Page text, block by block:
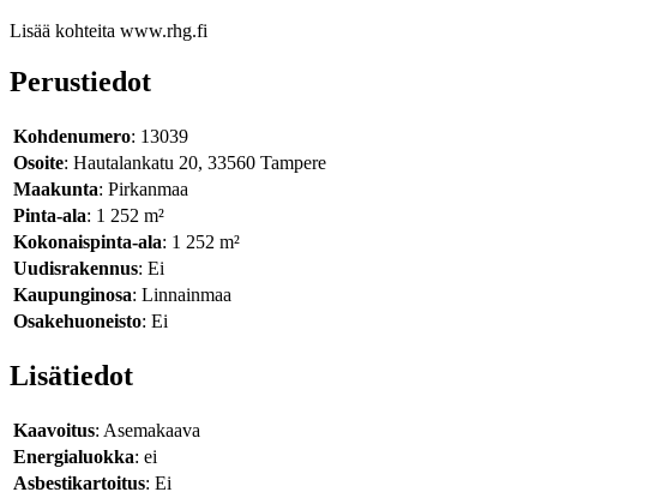
Lisää kohteita www.rhg.fi
Perustiedot
Kohdenumero: 13039
Osoite: Hautalankatu 20, 33560 Tampere
Maakunta: Pirkanmaa
Pinta-ala: 1 252 m²
Kokonaispinta-ala: 1 252 m²
Uudisrakennus: Ei
Kaupunginosa: Linnainmaa
Osakehuoneisto: Ei
Lisätiedot
Kaavoitus: Asemakaava
Energialuokka: ei
Asbestikartoitus: Ei